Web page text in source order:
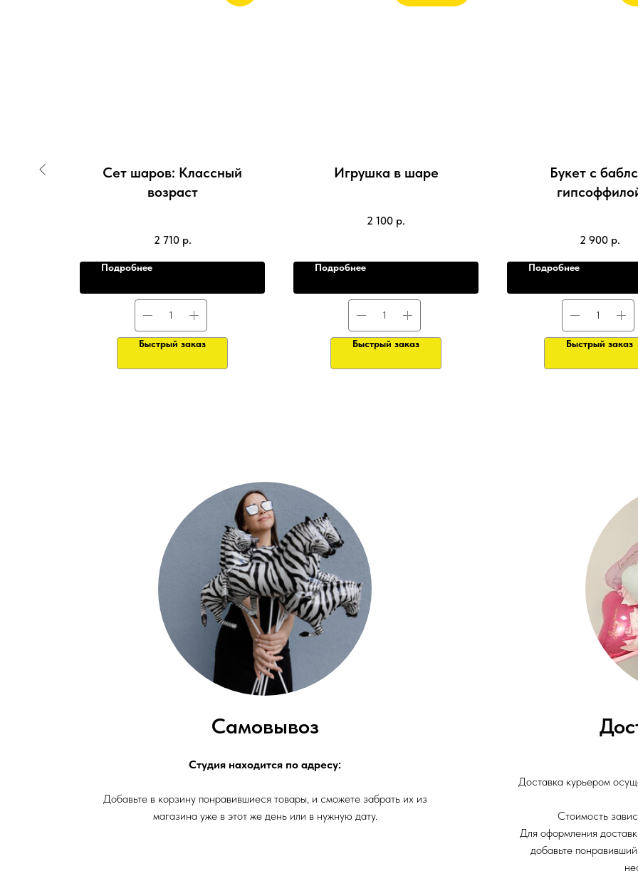
Сет шаров: Классный
возраст
2 710 р.
Подробнее
Быстрый заказ
Игрушка в шаре
2 100 р.
Подробнее
Быстрый заказ
Букет с
2 900 р.
Подробнее
Быстрый заказ
Самовывоз
Студия находится по адресу:
Добавьте в корзину понравившиеся товары, и сможете забрать их из
магазина уже в этот же день или в нужную дату.
Доставка курьером
Стоимость
Для оформления
добавьте